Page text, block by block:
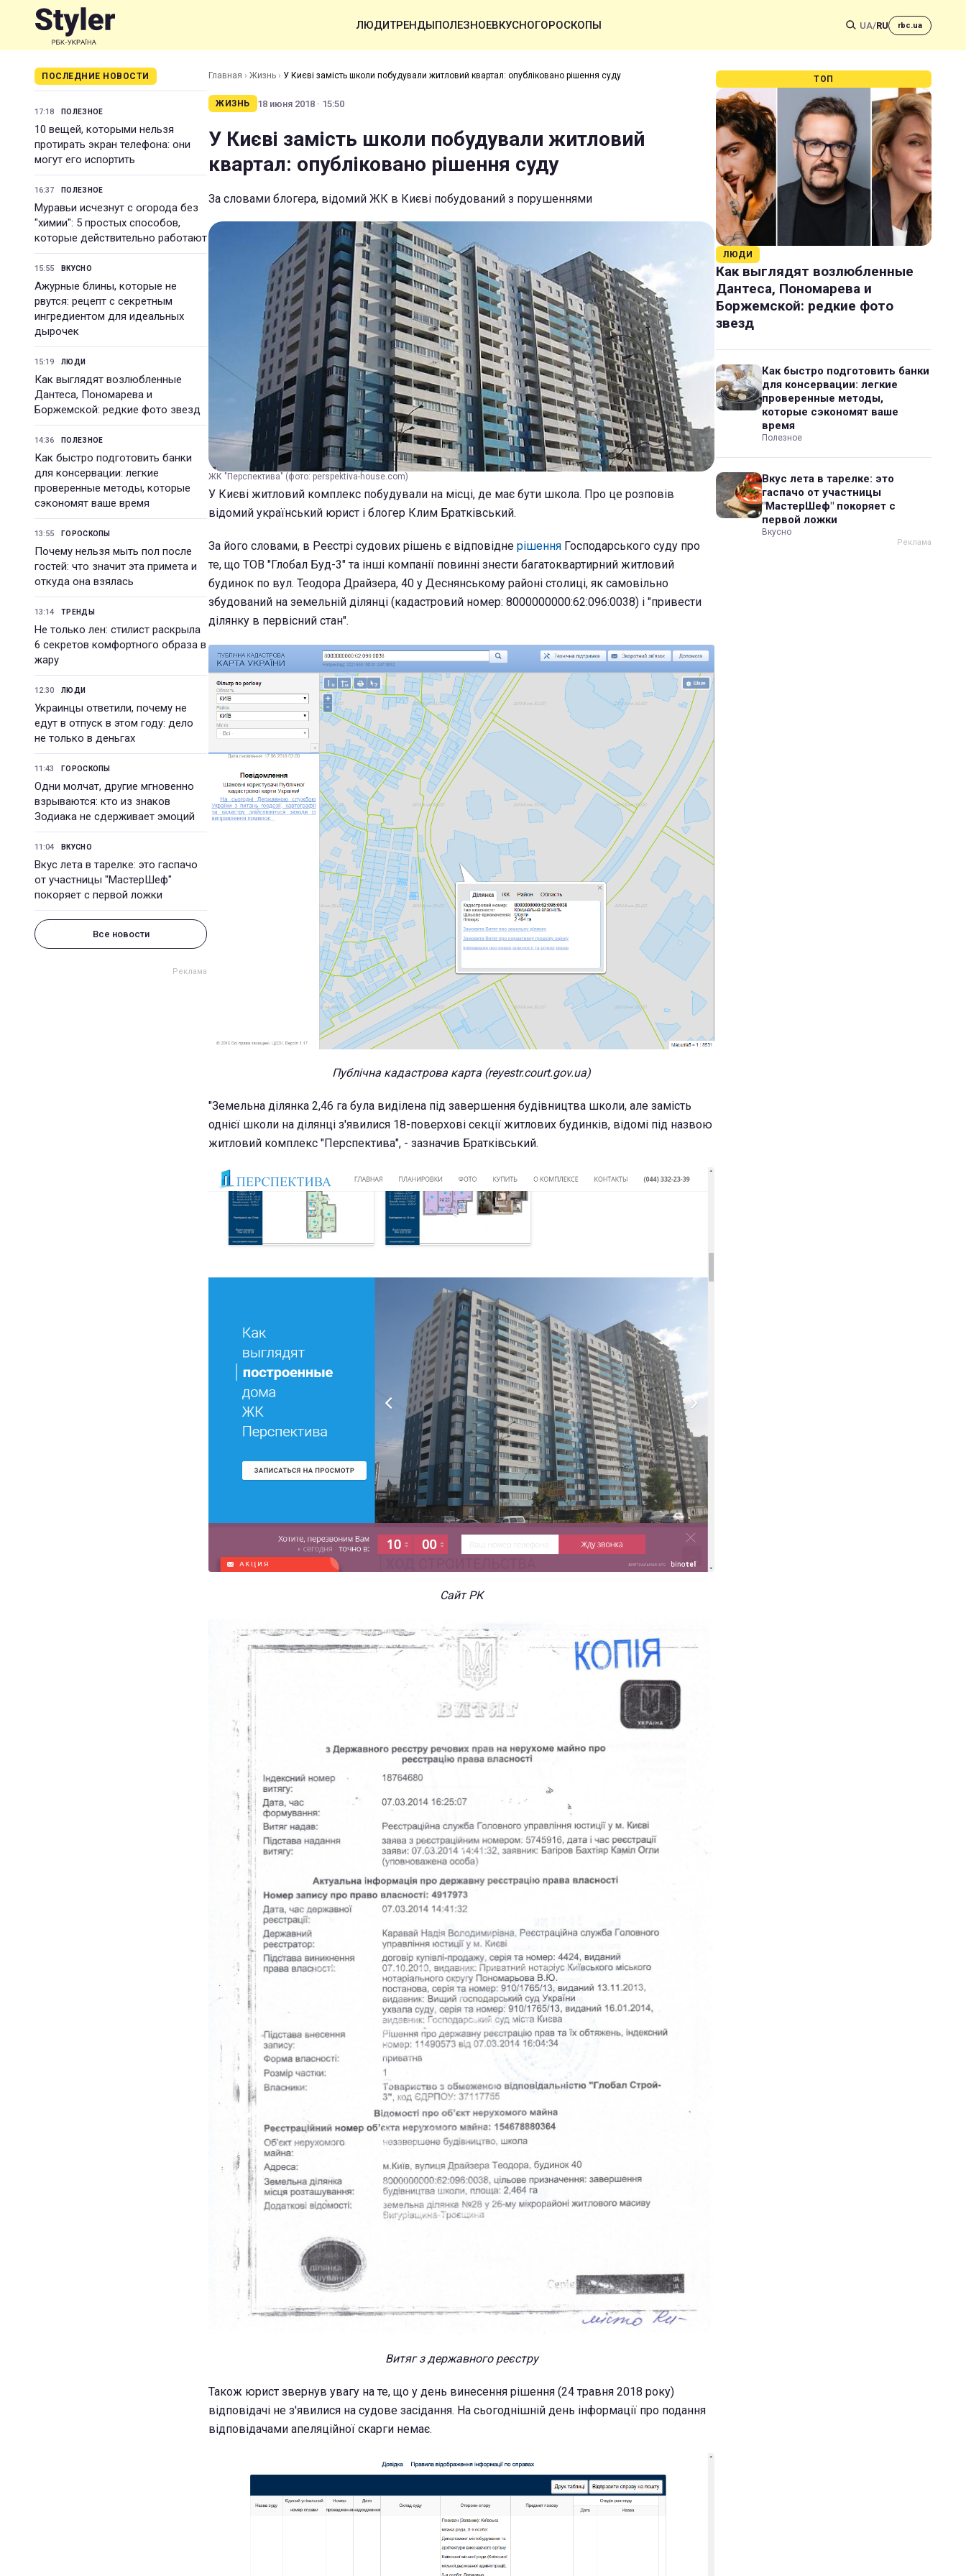
ЛЮДИТРЕНДЫПОЛЕЗНОЕВКУСНОГОРОСКОПЫ UA/RU rbc.ua
ПОСЛЕДНИЕ НОВОСТИ
17:18 ПОЛЕЗНОЕ
10 вещей, которыми нельзя
протирать экран телефона: они
могут его испортить
16:37 ПОЛЕЗНОЕ
Муравьи исчезнут с огорода без
"химии": 5 простых способов,
которые действительно работают
15:55 ВКУСНО
Ажурные блины, которые не
рвутся: рецепт с секретным
ингредиентом для идеальных
дырочек
15:19 ЛЮДИ
Как выглядят возлюбленные
Дантеса, Пономарева и
Боржемской: редкие фото звезд
14:36 ПОЛЕЗНОЕ
Как быстро подготовить банки
для консервации: легкие
проверенные методы, которые
сэкономят ваше время
13:55 ГОРОСКОПЫ
Почему нельзя мыть пол после
гостей: что значит эта примета и
откуда она взялась
13:14 ТРЕНДЫ
Не только лен: стилист раскрыла
6 секретов комфортного образа в
жару
12:30 ЛЮДИ
Украинцы ответили, почему не
едут в отпуск в этом году: дело
не только в деньгах
11:43 ГОРОСКОПЫ
Одни молчат, другие мгновенно
взрываются: кто из знаков
Зодиака не сдерживает эмоций
11:04 ВКУСНО
Вкус лета в тарелке: это гаспачо
от участницы "МастерШеф"
покоряет с первой ложки
Все новости
Главная › Жизнь › У Києві замість школи побудували житловий квартал: опубліковано рішення суду
ЖИЗНЬ 18 июня 2018 · 15:50
У Києві замість школи побудували житловий
квартал: опубліковано рішення суду
За словами блогера, відомий ЖК в Києві побудований з порушеннями
ЖК "Перспектива" (фото: perspektiva-house.com)
У Києві житловий комплекс побудували на місці, де має бути школа. Про це розповів
відомий український юрист і блогер Клим Братківський.
За його словами, в Реєстрі судових рішень є відповідне рішення Господарського суду про
те, що ТОВ "Глобал Буд-3" та інші компанії повинні знести багатоквартирний житловий
будинок по вул. Теодора Драйзера, 40 у Деснянському районі столиці, як самовільно
збудований на земельній ділянці (кадастровий номер: 8000000000:62:096:0038) і "привести
ділянку в первісний стан".
Публічна кадастрова карта (reyestr.court.gov.ua)
"Земельна ділянка 2,46 га була виділена під завершення будівництва школи, але замість
однієї школи на ділянці з'явилися 18-поверхові секції житлових будинків, відомі під назвою
житловий комплекс "Перспектива", - зазначив Братківський.
Сайт РК
Витяг з державного реєстру
Також юрист звернув увагу на те, що у день винесення рішення (24 травня 2018 року)
відповідачі не з'явилися на судове засідання. На сьогоднішній день інформації про подання
відповідачами апеляційної скарги немає.
ТОП
ЛЮДИ
Как выглядят возлюбленные
Дантеса, Пономарева и
Боржемской: редкие фото
звезд
Как быстро подготовить банки
для консервации: легкие
проверенные методы,
которые сэкономят ваше
время
Полезное
Вкус лета в тарелке: это
гаспачо от участницы
"МастерШеф" покоряет с
первой ложки
Вкусно